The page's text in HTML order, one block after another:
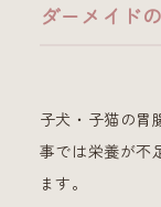
ダーメイド
子犬・子猫の胃
事では栄養が不
ます。